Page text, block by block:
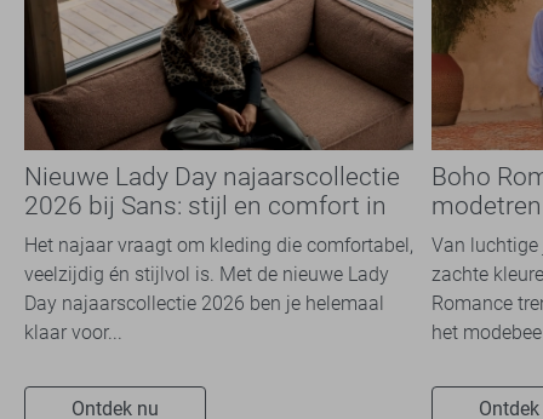
Nieuwe Lady Day najaarscollectie
2026 bij Sans: stijl en comfort in
travelkwaliteit
Het najaar vraagt om kleding die comfortabel,
veelzijdig én stijlvol is. Met de nieuwe Lady
Day najaarscollectie 2026 ben je helemaal
klaar voor...
Ontdek nu
Boho
overal
Van luchtige
zachte
Romance
het